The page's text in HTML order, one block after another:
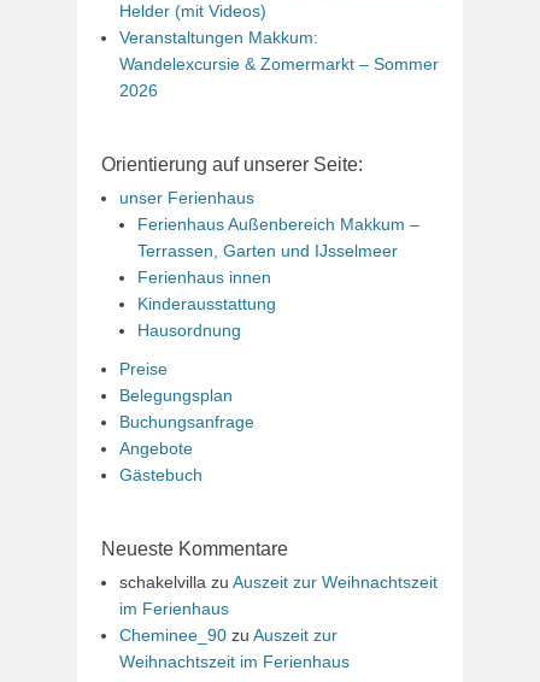
Helder (mit Videos)
Veranstaltungen Makkum:
Wandelexcursie & Zomermarkt – Sommer
2026
Orientierung auf unserer Seite:
unser Ferienhaus
Ferienhaus Außenbereich Makkum –
Terrassen, Garten und IJsselmeer
Ferienhaus innen
Kinderausstattung
Hausordnung
Preise
Belegungsplan
Buchungsanfrage
Angebote
Gästebuch
Neueste Kommentare
schakelvilla zu Auszeit zur Weihnachtszeit
im Ferienhaus
Cheminee_90 zu Auszeit zur
Weihnachtszeit im Ferienhaus